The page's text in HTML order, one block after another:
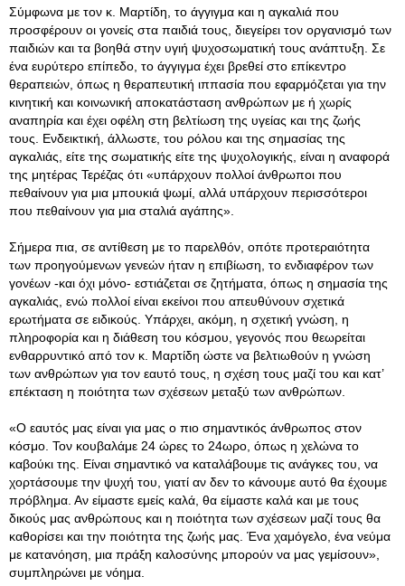
Σύμφωνα με τον κ. Μαρτίδη, το άγγιγμα και η αγκαλιά που
προσφέρουν οι γονείς στα παιδιά τους, διεγείρει τον οργανισμό των
παιδιών και τα βοηθά στην υγιή ψυχοσωματική τους ανάπτυξη. Σε
ένα ευρύτερο επίπεδο, το άγγιγμα έχει βρεθεί στο επίκεντρο
θεραπειών, όπως η θεραπευτική ιππασία που εφαρμόζεται για την
κινητική και κοινωνική αποκατάσταση ανθρώπων με ή χωρίς
αναπηρία και έχει οφέλη στη βελτίωση της υγείας και της ζωής
τους. Ενδεικτική, άλλωστε, του ρόλου και της σημασίας της
αγκαλιάς, είτε της σωματικής είτε της ψυχολογικής, είναι η αναφορά
της μητέρας Τερέζας ότι «υπάρχουν πολλοί άνθρωποι που
πεθαίνουν για μια μπουκιά ψωμί, αλλά υπάρχουν περισσότεροι
που πεθαίνουν για μια σταλιά αγάπης».
Σήμερα πια, σε αντίθεση με το παρελθόν, οπότε προτεραιότητα
των προηγούμενων γενεών ήταν η επιβίωση, το ενδιαφέρον των
γονέων -και όχι μόνο- εστιάζεται σε ζητήματα, όπως η σημασία της
αγκαλιάς, ενώ πολλοί είναι εκείνοι που απευθύνουν σχετικά
ερωτήματα σε ειδικούς. Υπάρχει, ακόμη, η σχετική γνώση, η
πληροφορία και η διάθεση του κόσμου, γεγονός που θεωρείται
ενθαρρυντικό από τον κ. Μαρτίδη ώστε να βελτιωθούν η γνώση
των ανθρώπων για τον εαυτό τους, η σχέση τους μαζί του και κατ’
επέκταση η ποιότητα των σχέσεων μεταξύ των ανθρώπων.
«Ο εαυτός μας είναι για μας ο πιο σημαντικός άνθρωπος στον
κόσμο. Τον κουβαλάμε 24 ώρες το 24ωρο, όπως η χελώνα το
καβούκι της. Είναι σημαντικό να καταλάβουμε τις ανάγκες του, να
χορτάσουμε την ψυχή του, γιατί αν δεν το κάνουμε αυτό θα έχουμε
πρόβλημα. Αν είμαστε εμείς καλά, θα είμαστε καλά και με τους
δικούς μας ανθρώπους και η ποιότητα των σχέσεων μαζί τους θα
καθορίσει και την ποιότητα της ζωής μας. Ένα χαμόγελο, ένα νεύμα
με κατανόηση, μια πράξη καλοσύνης μπορούν να μας γεμίσουν»,
συμπληρώνει με νόημα.